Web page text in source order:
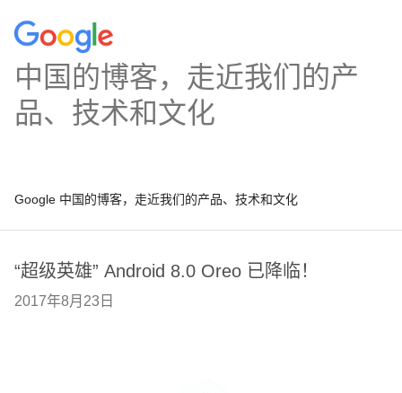
中国的博客，走近我们的产
品、技术和文化
Google 中国的博客，走近我们的产品、技术和文化
“超级英雄” Android 8.0 Oreo 已降临！
2017年8月23日